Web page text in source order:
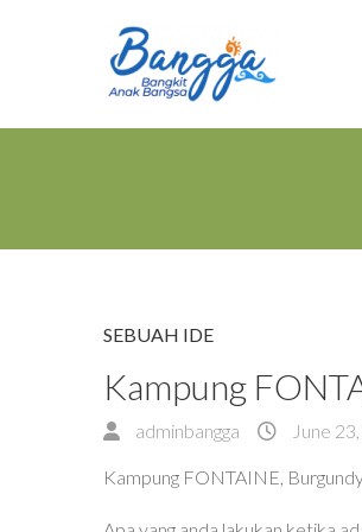
SEBUAH IDE
Kampung
adminbangga June
Kampung FONTAINE,